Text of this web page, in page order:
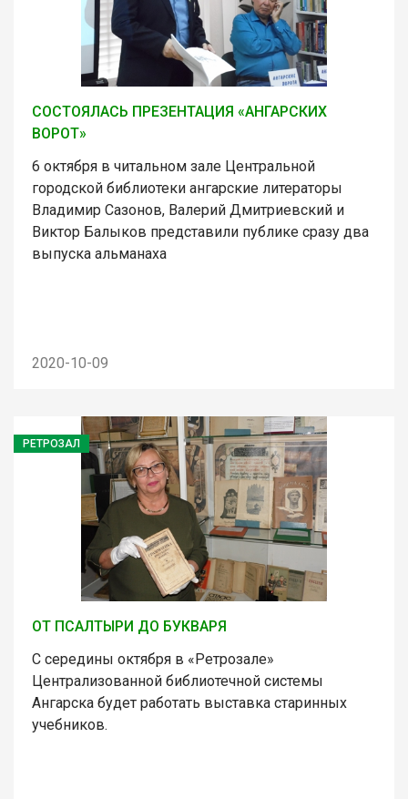
СОСТОЯЛАСЬ ПРЕЗЕНТАЦИЯ «АНГАРСКИХ
ВОРОТ»
6 октября в читальном зале Центральной
городской библиотеки ангарские литераторы
Владимир Сазонов, Валерий Дмитриевский и
Виктор Балыков представили публике сразу два
выпуска альманаха
2020-10-09
РЕТРОЗАЛ
ОТ ПСАЛТЫРИ ДО БУКВАРЯ
С середины октября в «Ретрозале»
Централизованной библиотечной системы
Ангарска будет работать выставка старинных
учебников.